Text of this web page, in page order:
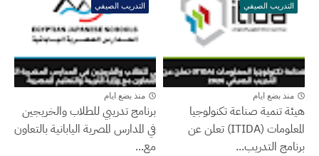
التدريب الصيفي
منذ بضع ايام
هيئة تنمية صناعة تكنولوجيا
المعلومات (ITIDA) تعلن عن
برنامج التدريب...
التدريب الصيفي
منذ بضع ايام
برنامج تدريبي للطلاب والخريجين
في المدارس المصرية اليابانية بالتعاون
مع...